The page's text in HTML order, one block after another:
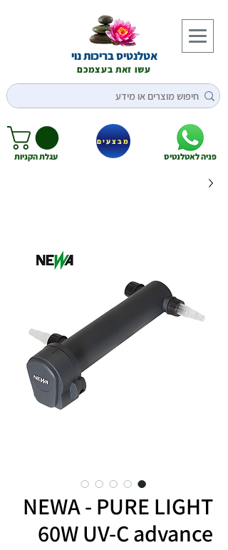
אטלנטיס בריכות נוי
עשו זאת בעצמכם
פניה לאטלנטיס עגלת הקניות
מבצעים
NEWA - PURE LIGHT
60W UV-C advance